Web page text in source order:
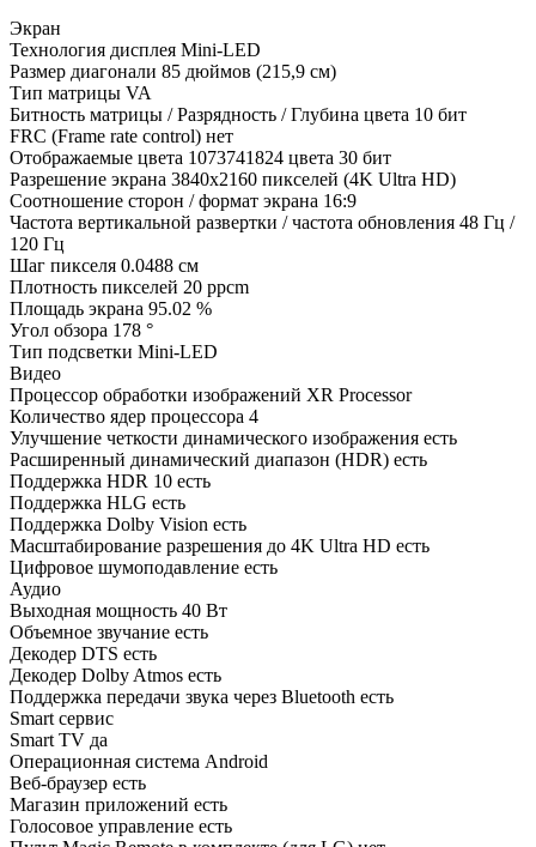
Экран
Технология дисплея Mini-LED
Размер диагонали 85 дюймов (215,9 см)
Тип матрицы VA
Битность матрицы / Разрядность / Глубина цвета 10 бит
FRC (Frame rate control) нет
Отображаемые цвета 1073741824 цвета 30 бит
Разрешение экрана 3840x2160 пикселей (4K Ultra HD)
Соотношение сторон / формат экрана 16:9
Частота вертикальной развертки / частота обновления 48 Гц /
120 Гц
Шаг пикселя 0.0488 см
Плотность пикселей 20 ppcm
Площадь экрана 95.02 %
Угол обзора 178 °
Тип подсветки Mini-LED
Видео
Процессор обработки изображений XR Processor
Количество ядер процессора 4
Улучшение четкости динамического изображения есть
Расширенный динамический диапазон (HDR) есть
Поддержка HDR 10 есть
Поддержка HLG есть
Поддержка Dolby Vision есть
Масштабирование разрешения до 4K Ultra HD есть
Цифровое шумоподавление есть
Аудио
Выходная мощность 40 Вт
Объемное звучание есть
Декодер DTS есть
Декодер Dolby Atmos есть
Поддержка передачи звука через Bluetooth есть
Smart сервис
Smart TV да
Операционная система Android
Веб-браузер есть
Магазин приложений есть
Голосовое управление есть